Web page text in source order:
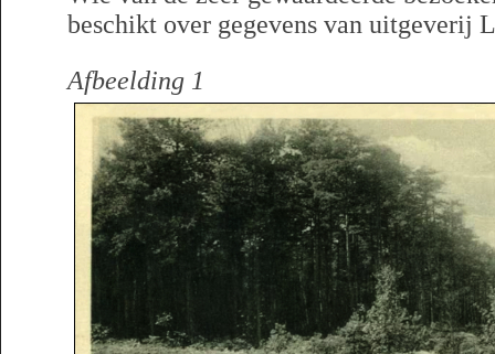
beschikt over gegevens van uitgeverij
Afbeelding 1